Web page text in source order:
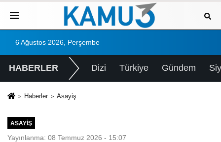
6 Ağustos 2026, Perşembe
HABERLER Dizi Türkiye Gündem
Haberler Asayiş
ASAYIŞ
Yayınlanma: 08 Temmuz 2026 - 15:07